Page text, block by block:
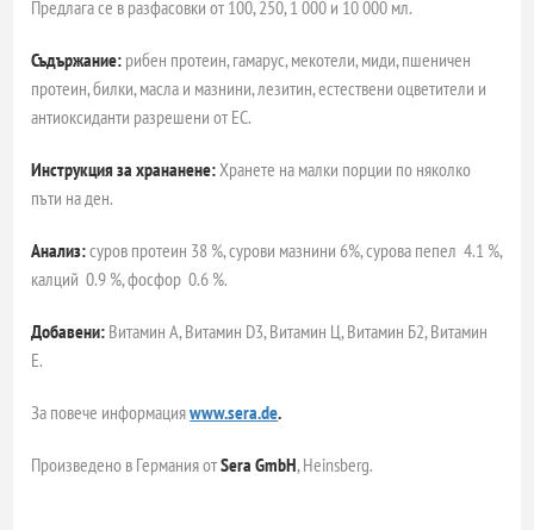
Предлага се в разфасовки от 100, 250, 1 000 и 10 000 мл.
Съдържание: рибен протеин, гамарус, мекотели, миди, пшеничен
протеин, билки, масла и мазнини, лезитин, естествени оцветители и
антиоксиданти разрешени от ЕС.
Инструкция за хрананене:Хранете на малки порции по няколко
пъти на ден.
Анализ:суров протеин 38 %, сурови мазнини 6%, сурова пепел 4.1 %,
калций 0.9 %, фосфор 0.6 %.
Добавени: Витамин А, Витамин D3, Витамин Ц, Витамин Б2, Витамин
Е.
За повече информацияwww.sera.de.
Произведено в Германия отSera GmbH, Heinsberg.